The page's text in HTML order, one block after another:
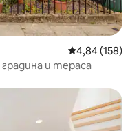
Средна
4,84 (158)
и тераса